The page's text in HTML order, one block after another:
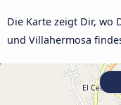
Die Karte zeigt Dir, wo
und Villahermosa